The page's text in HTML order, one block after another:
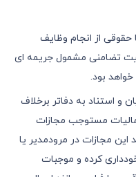
از انجام وظایف
بر مسئولیت تضامنی مشمول جریمه ای
و استناد به دفاتر برخلاف
مستوجب مجازات
می باشد این مجازات در مرودمدیر یا
کرده و موجبات